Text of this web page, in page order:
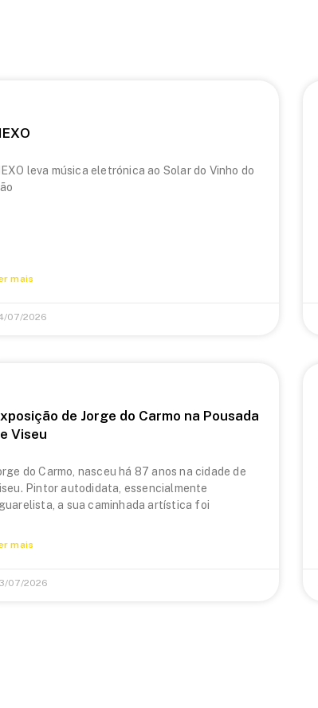
leva música eletrónica ao Solar do Vinho do
mais
07/2026
de Jorge do Carmo na Pousada
Viseu
do Carmo, nasceu há 87 anos na cidade de
Pintor autodidata, essencialmente
a sua caminhada artística foi
mais
07/2026